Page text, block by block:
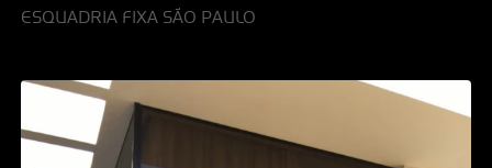
ESQUADRIA FIXA SÃO PAULO